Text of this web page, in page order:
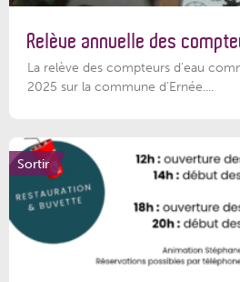
Relève annuelle des
La relève des compteurs d'eau
2025 sur la commune d’Ernée....
Sortir